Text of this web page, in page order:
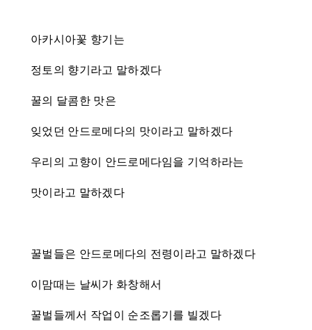
아카시아꽃 향기는
정토의 향기라고 말하겠다
꿀의 달콤한 맛은
잊었던 안드로메다의 맛이라고 말하겠다
우리의 고향이 안드로메다임을 기억하라는
맛이라고 말하겠다
꿀벌들은 안드로메다의 전령이라고 말하겠다
이맘때는 날씨가 화창해서
꿀벌들께서 작업이 순조롭기를 빌겠다